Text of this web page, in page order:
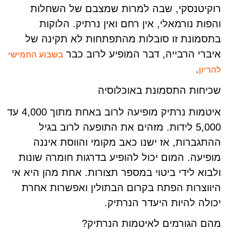
רוקיטנסקי, שבה למרות שמצבם של השחלות
והפות נורמאלי, אין רחם ואין נרתיק. הלוקות
בתסמונת זו סובלות מהתפתחות לא תקינה של
איברי הרבייה, דבר המופיע לרוב כבר בשבוע החמישי
להריון.
שכיחות התסמונת באוכלוסיה
איטמות נרתיק מופיעה לרוב באחת מתוך 4,000 עד
5,000 לידות. מזהים את התופעה לרוב בגיל
ההתגברות, אז ישנו כאב מקומי והווסת איננה
מופיעה. המום יכול להופיע בדרגות חומרה שונות
ולבוא לידי ביטוי במספר תצורות. אחת מהן היא אי
היווצרות הפתח בקרום הבתולין ואפשרות אחרת
יכולה להיות היעדר הנרתיק.
מהם הגורמים לאיטמות הנרתיק?